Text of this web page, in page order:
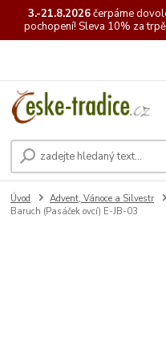
3.-21.8.2026čerpáme
pochopení! Sleva 10% za
Úvod Advent, Vánoce a Silvestr
Baruch (Pasáček ovcí) E-JB-03